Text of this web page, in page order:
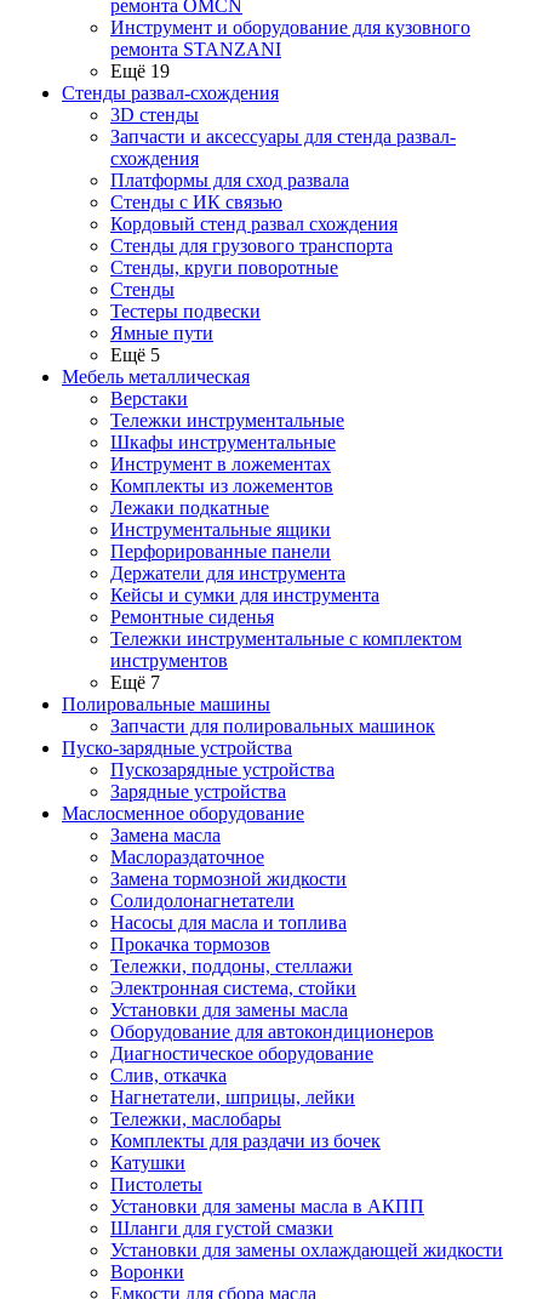
ремонта OMCN
Инструмент и оборудование для кузовного
ремонта STANZANI
Ещё 19
Стенды развал-схождения
3D стенды
Запчасти и аксессуары для стенда развал-
схождения
Платформы для сход развала
Стенды с ИК связью
Кордовый стенд развал схождения
Стенды для грузового транспорта
Стенды, круги поворотные
Стенды
Тестеры подвески
Ямные пути
Ещё 5
Мебель металлическая
Верстаки
Тележки инструментальные
Шкафы инструментальные
Инструмент в ложементах
Комплекты из ложементов
Лежаки подкатные
Инструментальные ящики
Перфорированные панели
Держатели для инструмента
Кейсы и сумки для инструмента
Ремонтные сиденья
Тележки инструментальные с комплектом
инструментов
Ещё 7
Полировальные машины
Запчасти для полировальных машинок
Пуско-зарядные устройства
Пускозарядные устройства
Зарядные устройства
Маслосменное оборудование
Замена масла
Маслораздаточное
Замена тормозной жидкости
Солидолонагнетатели
Насосы для масла и топлива
Прокачка тормозов
Тележки, поддоны, стеллажи
Электронная система, стойки
Установки для замены масла
Оборудование для автокондиционеров
Диагностическое оборудование
Слив, откачка
Нагнетатели, шприцы, лейки
Тележки, маслобары
Комплекты для раздачи из бочек
Катушки
Пистолеты
Установки для замены масла в АКПП
Шланги для густой смазки
Установки для замены охлаждающей жидкости
Воронки
Емкости для сбора масла